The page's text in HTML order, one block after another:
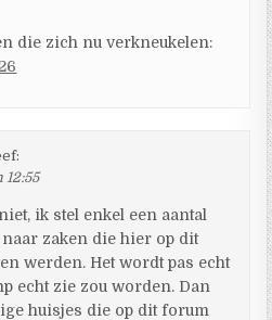
die zich nu verkneukelen:
ik stel enkel een aantal
zaken die hier op dit
werden. Het wordt pas echt
echt zie zou worden. Dan
huisjes die op dit forum